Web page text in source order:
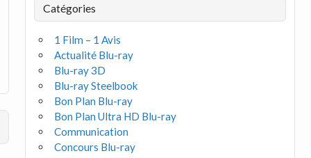
Catégories
1 Film – 1 Avis
Actualité Blu-ray
Blu-ray 3D
Blu-ray Steelbook
Bon Plan Blu-ray
Bon Plan Ultra HD Blu-ray
Communication
Concours Blu-ray